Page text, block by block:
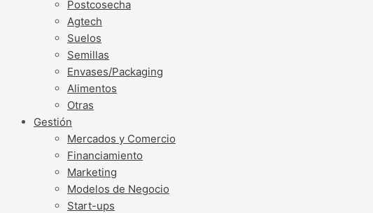
Postcosecha
Agtech
Suelos
Semillas
Envases/Packaging
Alimentos
Otras
Gestión
Mercados y Comercio
Financiamiento
Marketing
Modelos de Negocio
Start-ups